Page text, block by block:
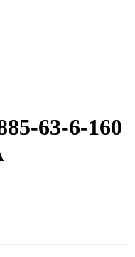
63-6-160